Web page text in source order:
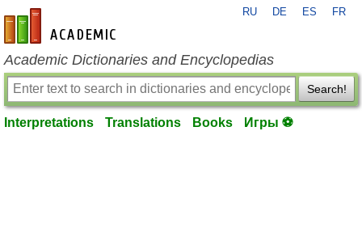
en-academic.com
RU DE ES FR
Academic Dictionaries and Encyclopedias
Search!
Interpretations Translations Books Игры ⚽